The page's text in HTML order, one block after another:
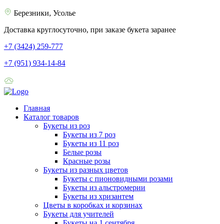
Березники, Усолье
Доставка круглосуточно, при заказе букета заранее
+7 (3424) 259-777
+7 (951) 934-14-84
Главная
Каталог товаров
Букеты из роз
Букеты из 7 роз
Букеты из 11 роз
Белые розы
Красные розы
Букеты из разных цветов
Букеты с пионовидными розами
Букеты из альстромерии
Букеты из хризантем
Цветы в коробках и корзинах
Букеты для учителей